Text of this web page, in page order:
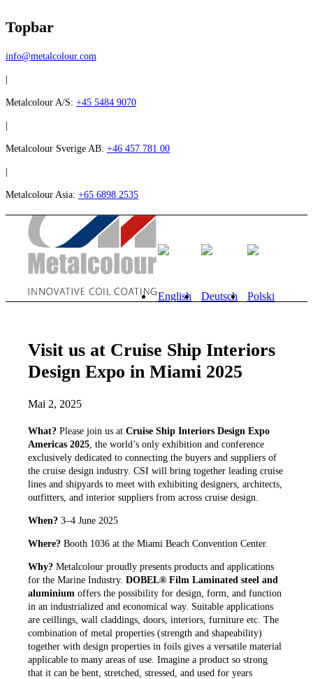
Topbar
info@metalcolour.com
|
Metalcolour A/S: +45 5484 9070
|
Metalcolour Sverige AB: +46 457 781 00
|
Metalcolour Asia: +65 6898 2535
Visit us at Cruise Ship Interiors
Design Expo in Miami 2025
Mai 2, 2025
What? Please join us atCruise Ship Interiors Design Expo
Americas 2025 , the world’s only exhibition and conference
exclusively dedicated to connecting the buyers and suppliers of
the cruise design industry. CSI will bring together leading cruise
lines and shipyards to meet with exhibiting designers, architects,
outfitters, and interior suppliers from across cruise design.
When? 3–4 June 2025
Where? Booth 1036 at the Miami Beach Convention Center.
Why? Metalcolour proudly presents products and applications
for the Marine Industry.DOBEL® Film Laminated steel and
aluminium offers the possibility for design, form, and function
in an industrialized and economical way. Suitable applications
are ceillings, wall claddings, doors, interiors, furniture etc. The
combination of metal properties (strength and shapeability)
together with design properties in foils gives a versatile material
applicable to many areas of use. Imagine a product so strong
that it can be bent, stretched, stressed, and used for years